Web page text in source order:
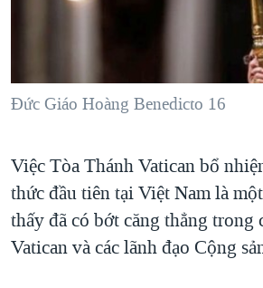
KINH TẾ
VĂN HOÁ
THỂ THAO
GIÁO DỤC
MỘT NĂM CHIẾN TRANH TẠI DẢI
GIẢI MÃ VÀNH ĐAI & CON ĐƯỜNG
TRỊNH VĨNH BÌNH - NGƯỜI HẠ 'BÊN
GROUND ZERO – XƯA VÀ NAY
CHI PHÍ CHIẾN TRANH AFGHANISTAN
MẠNG XÃ HỘI
Ngôn ngữ khác
Đức Giáo Hoàng Benedicto 16
Việc Tòa Thánh Vatican bổ
thức đầu tiên tại Việt Nam là
thấy đã có bớt căng thẳng trong
Vatican và các lãnh đạo Cộng